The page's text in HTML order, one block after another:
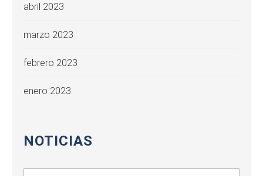
abril 2023
marzo 2023
febrero 2023
enero 2023
NOTICIAS